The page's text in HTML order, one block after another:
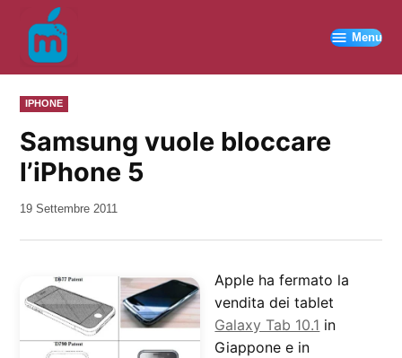
contenuto
Menu
PUBBLICATO
IN
IPHONE
Samsung vuole bloccare
l’iPhone 5
da
19 Settembre 2011
Apple ha fermato la
vendita dei tablet
Galaxy Tab 10.1 in
Giappone e in